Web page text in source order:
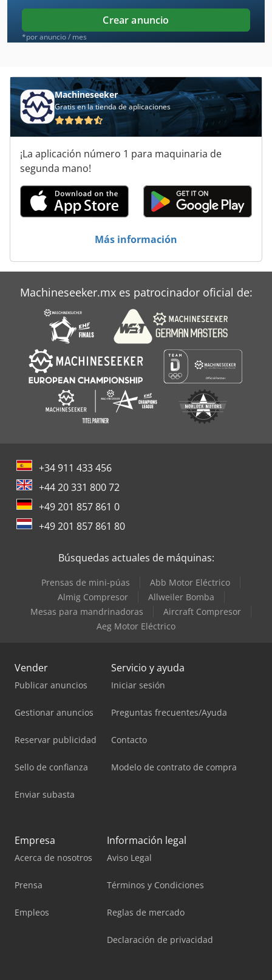
Femi Ng 120 Xl
Fng 40 Cnc
Fngj 32
Frm D Midi
Ftw 31
Gildemeister Nef 320
Gillardon Gb 30 V
Haas Vf 4
Leadwell Vmc 40
Tos Fngj 32
Crear anuncio
*por anuncio / mes
Machineseeker
Gratis en la tienda de aplicaciones
¡La aplicación número 1 para maquinaria de
segunda mano!
Más información
Machineseeker.mx es patrocinador oficial de:
+34 911 433 456
+44 20 331 800 72
+49 201 857 861 0
+49 201 857 861 80
Búsquedas actuales de máquinas:
Prensas de mini-púas
Abb Motor Eléctrico
Almig Compresor
Allweiler Bomba
Mesas para mandrinadoras
Aircraft Compresor
Aeg Motor Eléctrico
Vender
Publicar anuncios
Gestionar anuncios
Reservar publicidad
Sello de confianza
Enviar subasta
Servicio y ayuda
Iniciar sesión
Preguntas frecuentes/Ayuda
Contacto
Modelo de contrato de compra
Empresa
Acerca de nosotros
Prensa
Empleos
Información legal
Aviso Legal
Términos y Condiciones
Reglas de mercado
Declaración de privacidad